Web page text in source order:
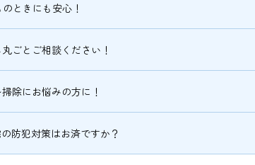
のときにも安心！
ごとご相談ください！
掃除にお悩みの方に！
防犯対策はお済ですか？